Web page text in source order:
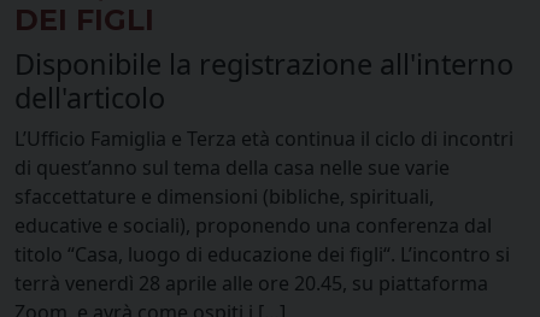
DEI FIGLI
Disponibile la registrazione all'interno
dell'articolo
L’Ufficio Famiglia e Terza età continua il ciclo di incontri
di quest’anno sul tema della casa nelle sue varie
sfaccettature e dimensioni (bibliche, spirituali,
educative e sociali), proponendo una conferenza dal
titolo “Casa, luogo di educazione dei figli“. L’incontro si
terrà venerdì 28 aprile alle ore 20.45, su piattaforma